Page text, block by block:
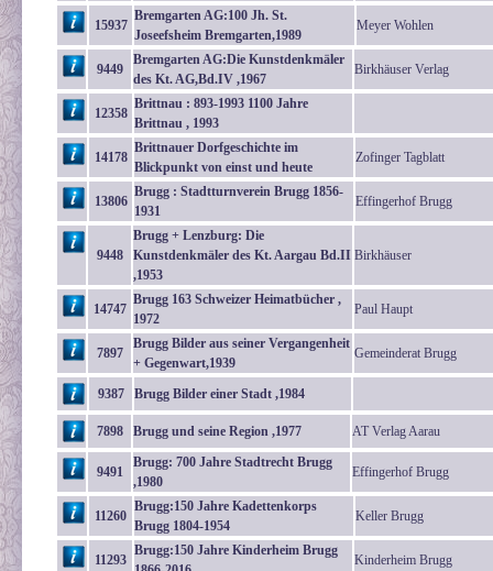
15937
Bremgarten AG:100 Jh. St.
Joseefsheim Bremgarten,1989
Meyer Wohlen
9449
Bremgarten AG:Die Kunstdenkmäler
des Kt. AG,Bd.IV ,1967
Birkhäuser Verlag
12358
Brittnau : 893-1993 1100 Jahre
Brittnau , 1993
14178
Brittnauer Dorfgeschichte im
Blickpunkt von einst und heute
Zofinger Tagblatt
13806
Brugg : Stadtturnverein Brugg 1856-
1931
Effingerhof Brugg
9448
Brugg + Lenzburg: Die
Kunstdenkmäler des Kt. Aargau Bd.II
,1953
Birkhäuser
14747
Brugg 163 Schweizer Heimatbücher ,
1972
Paul Haupt
7897
Brugg Bilder aus seiner Vergangenheit
+ Gegenwart,1939
Gemeinderat Brugg
9387 Brugg Bilder einer Stadt ,1984
7898 Brugg und seine Region ,1977 AT Verlag Aarau
9491
Brugg: 700 Jahre Stadtrecht Brugg
,1980
Effingerhof Brugg
11260
Brugg:150 Jahre Kadettenkorps
Brugg 1804-1954
Keller Brugg
11293
Brugg:150 Jahre Kinderheim Brugg
Kinderheim Brugg